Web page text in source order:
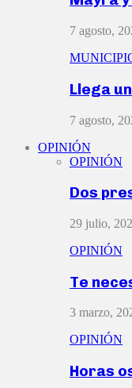
7 agosto,
Llega
7 agosto,
OPINIÓN
OPINIÓN
Dos
29 julio,
OPINIÓN
Te
3 marzo,
OPINIÓN
Horas